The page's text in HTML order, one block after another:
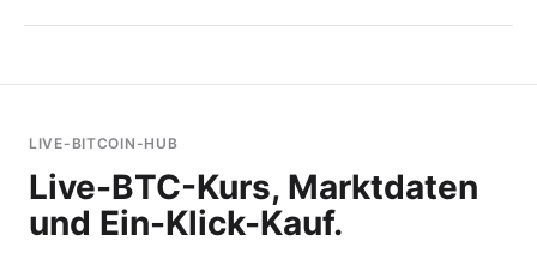
LIVE-BITCOIN-HUB
Live-BTC-Kurs, Marktdaten
und Ein-Klick-Kauf.